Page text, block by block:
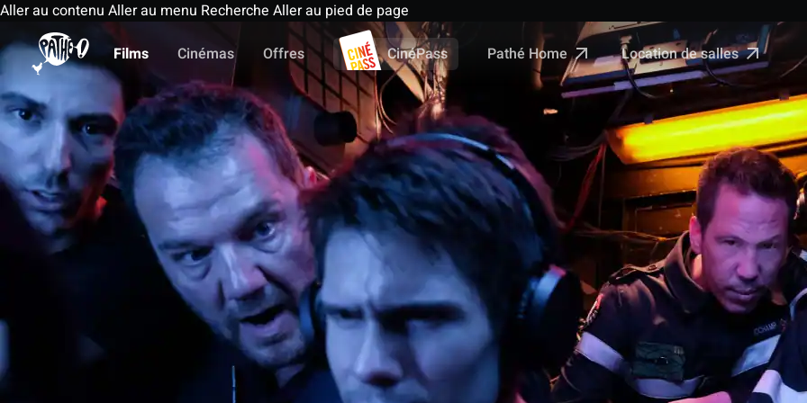
Aller au contenu Aller au menu Recherche Aller au pied de page
Films
Cinémas Offres CinéPass Pathé Home Location de salles